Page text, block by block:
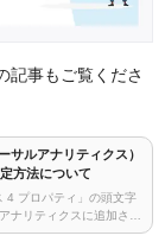
記事もご覧くださ
サルアナリティクス）
方法について
4 プロパティ」の頭文字
ナリティクスに追加され
ナリティクスとは異なる